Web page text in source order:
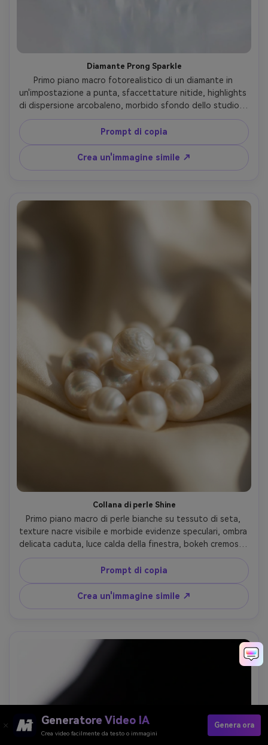
Diamante Prong Sparkle
Primo piano macro fotorealistico di un diamante in
un'impostazione a punta, sfaccettature nitide, highlights
di dispersione arcobaleno, morbido sfondo dello studio di
champagne, illuminazione stroboscopica controllata,
Nikon D850, 105mm macro, f/11, ultra nitidi, riflessi puliti,
ripresa di prodotto di gioielleria di fascia alta-AR 4:5
Prompt di copia
Crea un'immagine simile ↗
Collana di perle Shine
Primo piano macro di perle bianche su tessuto di seta,
texture nacre visibile e morbide evidenze speculari, ombra
delicata caduta, luce calda della finestra, bokeh cremoso,
Sony A7R IV, macro 90mm, f/4, elegante fotografia di
prodotto editoriale, dettaglio fotorealistico- -ar 4:5
Prompt di copia
Crea un'immagine simile ↗
Generatore Video IA
Crea video facilmente da testo o immagini
Genera ora